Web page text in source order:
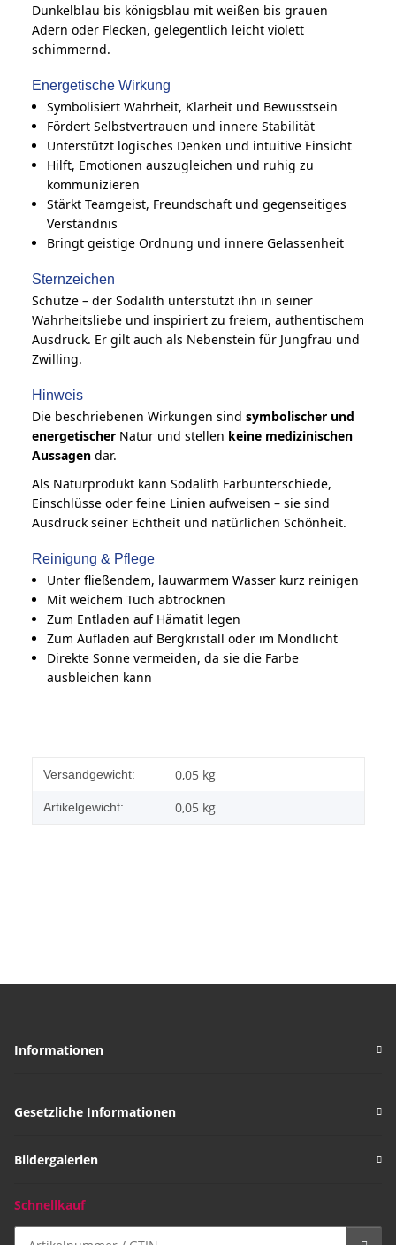
Dunkelblau bis königsblau mit weißen bis grauen
Adern oder Flecken, gelegentlich leicht violett
schimmernd.
Energetische Wirkung
Symbolisiert Wahrheit, Klarheit und Bewusstsein
Fördert Selbstvertrauen und innere Stabilität
Unterstützt logisches Denken und intuitive Einsicht
Hilft, Emotionen auszugleichen und ruhig zu
kommunizieren
Stärkt Teamgeist, Freundschaft und gegenseitiges
Verständnis
Bringt geistige Ordnung und innere Gelassenheit
Sternzeichen
Schütze – der Sodalith unterstützt ihn in seiner
Wahrheitsliebe und inspiriert zu freiem, authentischem
Ausdruck. Er gilt auch als Nebenstein für Jungfrau und
Zwilling.
Hinweis
Die beschriebenen Wirkungen sind symbolischer und
energetischer Natur und stellen keine medizinischen
Aussagen dar.
Als Naturprodukt kann Sodalith Farbunterschiede,
Einschlüsse oder feine Linien aufweisen – sie sind
Ausdruck seiner Echtheit und natürlichen Schönheit.
Reinigung & Pflege
Unter fließendem, lauwarmem Wasser kurz reinigen
Mit weichem Tuch abtrocknen
Zum Entladen auf Hämatit legen
Zum Aufladen auf Bergkristall oder im Mondlicht
Direkte Sonne vermeiden, da sie die Farbe
ausbleichen kann
Produkteigenschaft
Wert
Versandgewicht: 0,05 kg
Artikelgewicht: 0,05 kg
Informationen
Gesetzliche Informationen
Bildergalerien
Schnellkauf